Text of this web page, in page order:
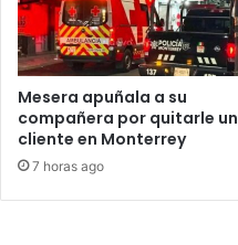
Mesera apuñala a su
compañera por quitarle un
cliente en Monterrey
7 horas ago